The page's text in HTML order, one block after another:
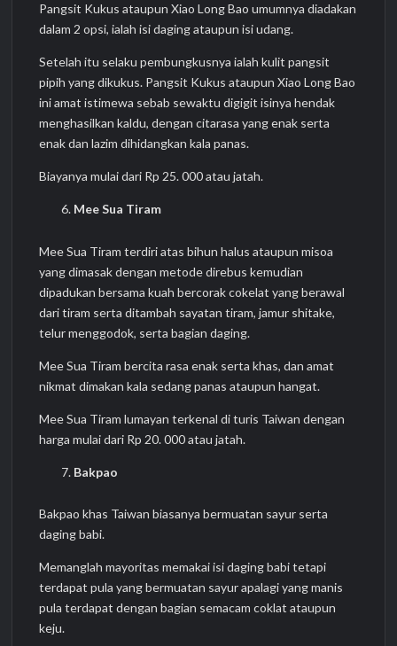
Pangsit Kukus ataupun Xiao Long Bao umumnya diadakan
dalam 2 opsi, ialah isi daging ataupun isi udang.
Setelah itu selaku pembungkusnya ialah kulit pangsit
pipih yang dikukus. Pangsit Kukus ataupun Xiao Long Bao
ini amat istimewa sebab sewaktu digigit isinya hendak
menghasilkan kaldu, dengan citarasa yang enak serta
enak dan lazim dihidangkan kala panas.
Biayanya mulai dari Rp 25. 000 atau jatah.
Mee Sua Tiram
Mee Sua Tiram terdiri atas bihun halus ataupun misoa
yang dimasak dengan metode direbus kemudian
dipadukan bersama kuah bercorak cokelat yang berawal
dari tiram serta ditambah sayatan tiram, jamur shitake,
telur menggodok, serta bagian daging.
Mee Sua Tiram bercita rasa enak serta khas, dan amat
nikmat dimakan kala sedang panas ataupun hangat.
Mee Sua Tiram lumayan terkenal di turis Taiwan dengan
harga mulai dari Rp 20. 000 atau jatah.
Bakpao
Bakpao khas Taiwan biasanya bermuatan sayur serta
daging babi.
Memanglah mayoritas memakai isi daging babi tetapi
terdapat pula yang bermuatan sayur apalagi yang manis
pula terdapat dengan bagian semacam coklat ataupun
keju.